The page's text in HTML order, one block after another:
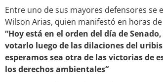
Entre uno de sus mayores defensores
Wilson Arias, quien manifestó en horas
“Hoy está en el orden del día de
votarlo luego de las dilaciones del
esperamos sea otra de las victorias de
los derechos ambientales“